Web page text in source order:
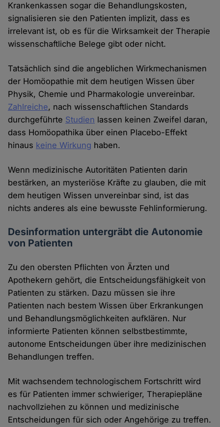
Krankenkassen sogar die Behandlungskosten,
signalisieren sie den Patienten implizit, dass es
irrelevant ist, ob es für die Wirksamkeit der Therapie
wissenschaftliche Belege gibt oder nicht.
Tatsächlich sind die angeblichen Wirkmechanismen
der Homöopathie mit dem heutigen Wissen über
Physik, Chemie und Pharmakologie unvereinbar.
Zahlreiche, nach wissenschaftlichen Standards
durchgeführte Studien lassen keinen Zweifel daran,
dass Homöopathika über einen Placebo-Effekt
hinaus keine Wirkung haben.
Wenn medizinische Autoritäten Patienten darin
bestärken, an mysteriöse Kräfte zu glauben, die mit
dem heutigen Wissen unvereinbar sind, ist das
nichts anderes als eine bewusste Fehlinformierung.
Desinformation untergräbt die Autonomie
von Patienten
Zu den obersten Pflichten von Ärzten und
Apothekern gehört, die Entscheidungsfähigkeit von
Patienten zu stärken. Dazu müssen sie ihre
Patienten nach bestem Wissen über Erkrankungen
und Behandlungsmöglichkeiten aufklären. Nur
informierte Patienten können selbstbestimmte,
autonome Entscheidungen über ihre medizinischen
Behandlungen treffen.
Mit wachsendem technologischem Fortschritt wird
es für Patienten immer schwieriger, Therapiepläne
nachvollziehen zu können und medizinische
Entscheidungen für sich oder Angehörige zu treffen.